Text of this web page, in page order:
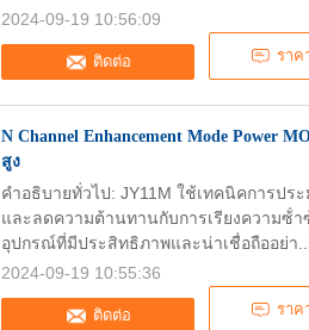
ติดต่อ ราค
2024-09-19 10:56:09
N Channel Enhancement Mode Power
สูง
ติดต่อ ราค
คําอธิบายทั่วไป: JY11M ใช้เทคนิคการป
และลดความต้านทานกับการเรียงความซ้ํ
อุปกรณ์ที่มีประสิทธิภาพและน่าเชื่อถืออย่า...
2024-09-19 10:55:36